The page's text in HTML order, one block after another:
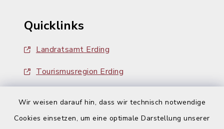
Wir weisen darauf hin, dass wir technisch notwendige
Cookies einsetzen, um eine optimale Darstellung unserer
Quicklinks
Landratsamt Erding
Tourismusregion Erding